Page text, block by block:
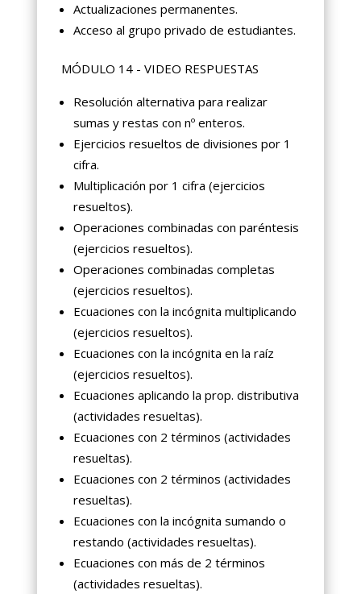
Actualizaciones permanentes.
Acceso al grupo privado de estudiantes.
MÓDULO 14 - VIDEO RESPUESTAS
Resolución alternativa para realizar
sumas y restas con nº enteros.
Ejercicios resueltos de divisiones por 1
cifra.
Multiplicación por 1 cifra (ejercicios
resueltos).
Operaciones combinadas con paréntesis
(ejercicios resueltos).
Operaciones combinadas completas
(ejercicios resueltos).
Ecuaciones con la incógnita multiplicando
(ejercicios resueltos).
Ecuaciones con la incógnita en la raíz
(ejercicios resueltos).
Ecuaciones aplicando la prop. distributiva
(actividades resueltas).
Ecuaciones con 2 términos (actividades
resueltas).
Ecuaciones con 2 términos (actividades
resueltas).
Ecuaciones con la incógnita sumando o
restando (actividades resueltas).
Ecuaciones con más de 2 términos
(actividades resueltas).